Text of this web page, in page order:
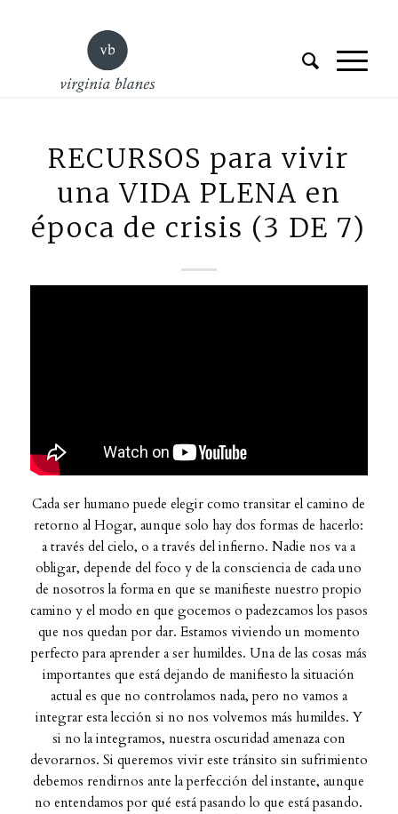
RECURSOS para vivir
una VIDA PLENA en
época de crisis (3 DE 7)
Cada ser humano puede elegir como transitar el camino de
retorno al Hogar, aunque solo hay dos formas de hacerlo:
a través del cielo, o a través del infierno. Nadie nos va a
obligar, depende del foco y de la consciencia de cada uno
de nosotros la forma en que se manifieste nuestro propio
camino y el modo en que gocemos o padezcamos los pasos
que nos quedan por dar. Estamos viviendo un momento
perfecto para aprender a ser humildes. Una de las cosas más
importantes que está dejando de manifiesto la situación
actual es que no controlamos nada, pero no vamos a
integrar esta lección si no nos volvemos más humildes. Y
si no la integramos, nuestra oscuridad amenaza con
devorarnos. Si queremos vivir este tránsito sin sufrimiento
debemos rendirnos ante la perfección del instante, aunque
no entendamos por qué está pasando lo que está pasando.